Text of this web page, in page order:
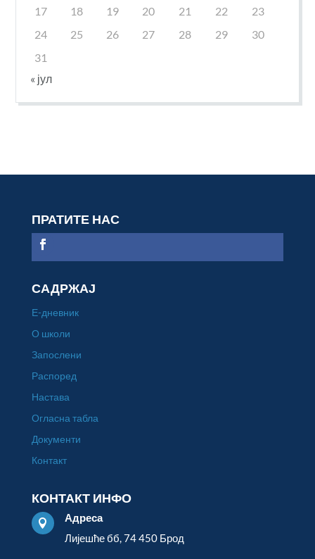
17
18 19 20 21 22
23
24
25 26 27 28 29
30
31
« јул
ПРАТИТЕ НАС
САДРЖАЈ
Е-дневник
О школи
Запослени
Распоред
Настава
Огласна табла
Документи
Контакт
КОНТАКТ ИНФО

Адреса
Лијешће бб, 74 450 Брод